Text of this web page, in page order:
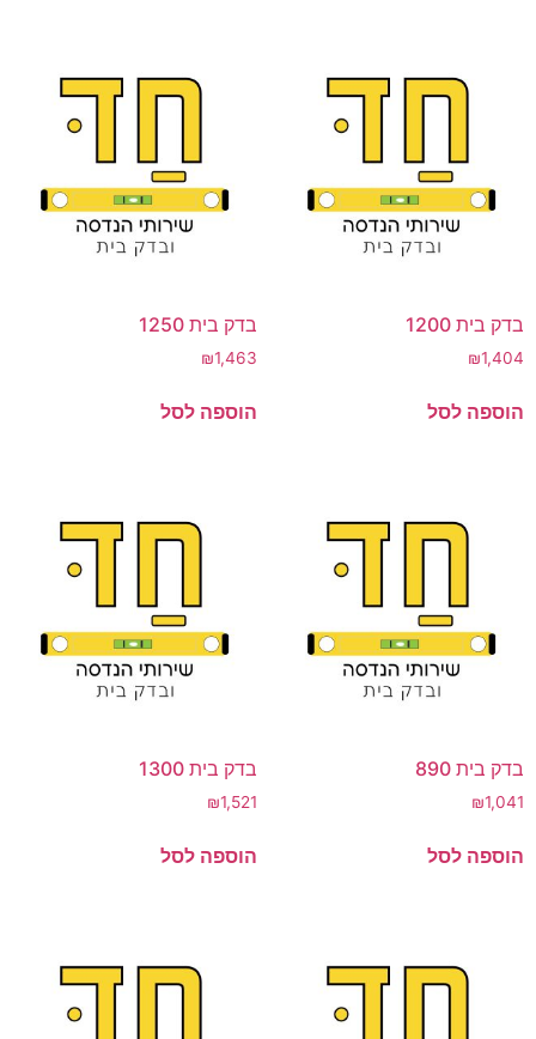
בדק בית 1200
₪1,404
הוספה לסל
בדק בית 1250
₪1,463
הוספה לסל
בדק בית 890
₪1,041
הוספה לסל
בדק בית 1300
₪1,521
הוספה לסל